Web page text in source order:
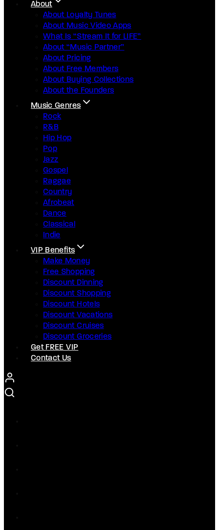
About
About Loyalty Tunes
About Music Video Apps
What Is “Stream It for LIFE”
About “Music Partner”
About Pricing
About Free Members
About Buying Collections
About the Founders
Music Genres
Rock
R&B
Hip Hop
Pop
Jazz
Gospel
Raggae
Country
Afrobeat
Dance
Classical
Indie
VIP Benefits
Make Money
Free Shopping
Discount Dinning
Discount Shopping
Discount Hotels
Discount Vacations
Discount Cruises
Discount Groceries
Get FREE VIP
Contact Us